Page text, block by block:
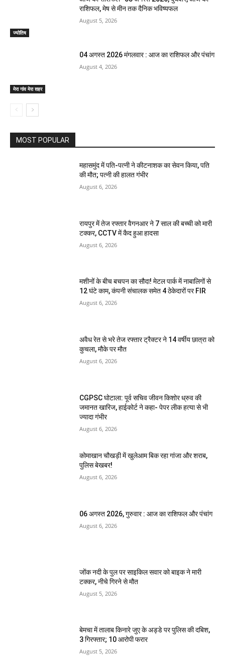
ज्योतिष
राशिफल, मेष से मीन तक दैनिक भविष्यफल
August 5, 2026
मेरा गांव मेरा शहर
04 अगस्त 2026 मंगलवार : आज का राशिफल और पंचांग
August 4, 2026
MOST POPULAR
महासमुंद में पति-पत्नी ने कीटनाशक का सेवन किया, पति
की मौत; पत्नी की हालत गंभीर
August 6, 2026
रायपुर में तेज रफ्तार वैगनआर ने 7 साल की बच्ची को मारी
टक्कर, CCTV में कैद हुआ हादसा
August 6, 2026
मशीनों के बीच बचपन का सौदा! मेटल पार्क में नाबालिगों से
12 घंटे काम, कंपनी संचालक समेत 4 ठेकेदारों पर FIR
August 6, 2026
अवैध रेत से भरे तेज रफ्तार ट्रैक्टर ने 14 वर्षीय छात्रा को
कुचला, मौके पर मौत
August 6, 2026
CGPSC घोटाला: पूर्व सचिव जीवन किशोर ध्रुव की
जमानत खारिज, हाईकोर्ट ने कहा- पेपर लीक हत्या से भी
ज्यादा गंभीर
August 6, 2026
कोमाखान चौखड़ी में खुलेआम बिक रहा गांजा और शराब,
पुलिस बेखबर!
August 6, 2026
06 अगस्त 2026, गुरुवार : आज का राशिफल और पंचांग
August 6, 2026
जोंक नदी के पुल पर साइकिल सवार को बाइक ने मारी
टक्कर, नीचे गिरने से मौत
August 5, 2026
बेमचा में तालाब किनारे जुए के अड्डे पर पुलिस की दबिश,
3 गिरफ्तार; 10 आरोपी फरार
August 5, 2026